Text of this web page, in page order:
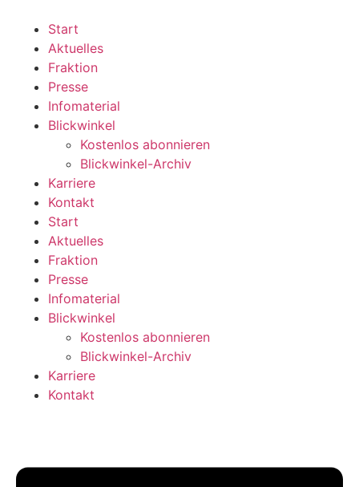
wechseln
Start
Aktuelles
Fraktion
Presse
Infomaterial
Blickwinkel
Kostenlos abonnieren
Blickwinkel-Archiv
Karriere
Kontakt
Start
Aktuelles
Fraktion
Presse
Infomaterial
Blickwinkel
Kostenlos abonnieren
Blickwinkel-Archiv
Karriere
Kontakt